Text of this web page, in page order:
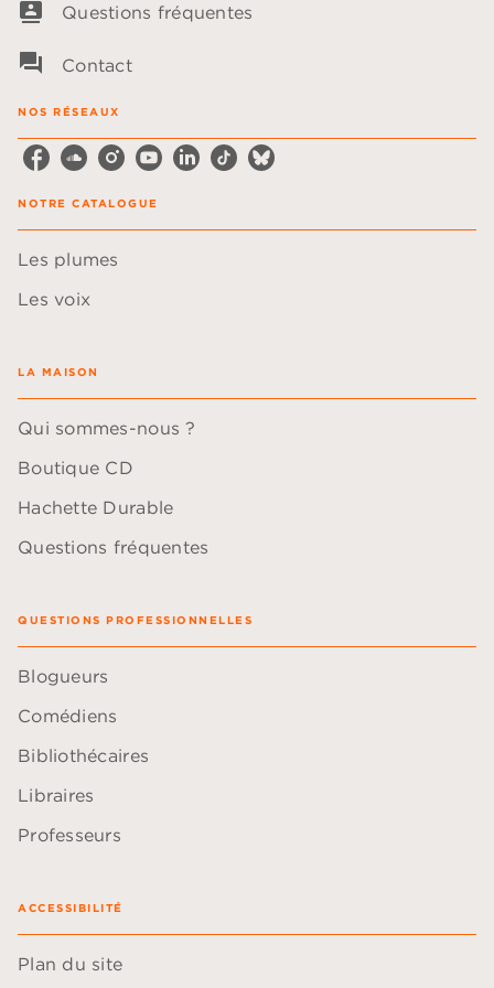
contacts Questions fréquentes
question_answer Contact
NOS RÉSEAUX
NOTRE CATALOGUE
Les plumes
Les voix
LA MAISON
Qui sommes-nous ?
Boutique CD
Hachette Durable
Questions fréquentes
QUESTIONS PROFESSIONNELLES
Blogueurs
Comédiens
Bibliothécaires
Libraires
Professeurs
ACCESSIBILITÉ
Plan du site